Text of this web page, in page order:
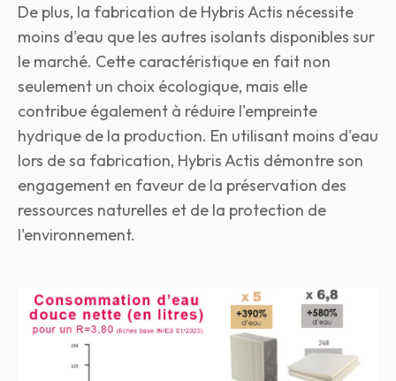
De plus, la fabrication de Hybris Actis nécessite
moins d'eau que les autres isolants disponibles sur
le marché. Cette caractéristique en fait non
seulement un choix écologique, mais elle
contribue également à réduire l'empreinte
hydrique de la production. En utilisant moins d'eau
lors de sa fabrication, Hybris Actis démontre son
engagement en faveur de la préservation des
ressources naturelles et de la protection de
l'environnement.